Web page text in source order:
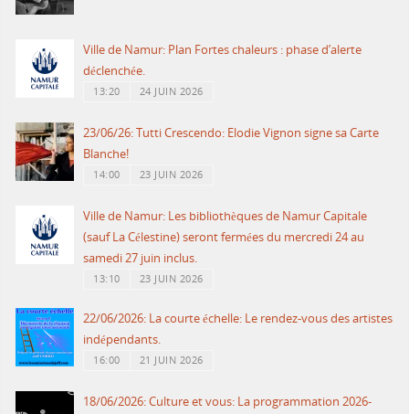
Ville de Namur: Plan Fortes chaleurs : phase d’alerte
déclenchée.
13:20 24 JUIN 2026
23/06/26: Tutti Crescendo: Elodie Vignon signe sa Carte
Blanche!
14:00 23 JUIN 2026
Ville de Namur: Les bibliothèques de Namur Capitale
(sauf La Célestine) seront fermées du mercredi 24 au
samedi 27 juin inclus.
13:10 23 JUIN 2026
22/06/2026: La courte échelle: Le rendez-vous des artistes
indépendants.
16:00 21 JUIN 2026
18/06/2026: Culture et vous: La programmation 2026-